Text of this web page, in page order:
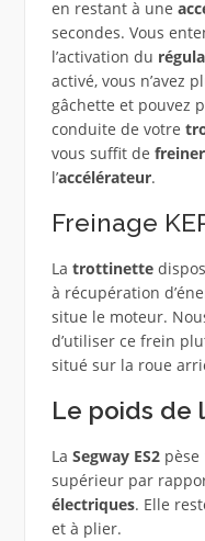
en restant à une
secondes. Vous
l’activation du
activé, vous n’avez
gâchette et pouvez
conduite de votre
vous suffit de freiner
l’accélérateur.
Freinage
La trottinette
à récupération
situe le moteur.
d’utiliser ce frein
situé sur la roue
Le poids de
La Segway ES2pèse
supérieur par
électriques. Elle
et à plier.